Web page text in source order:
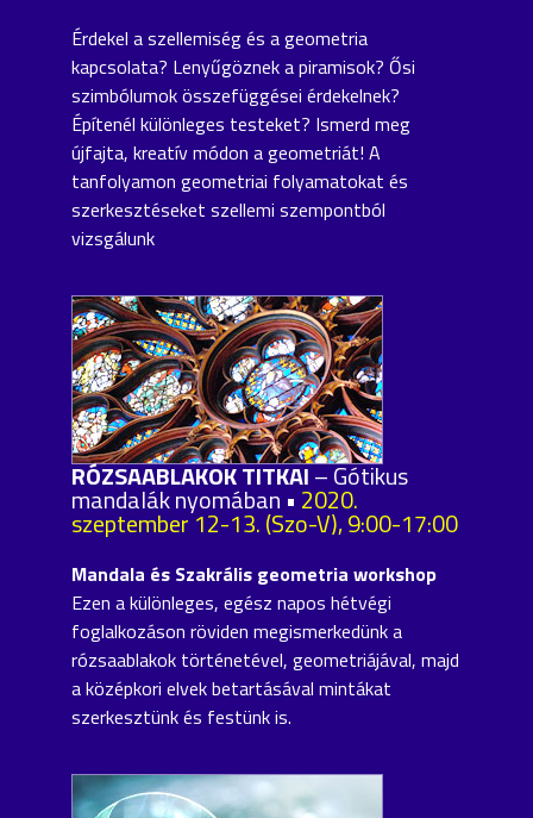
Érdekel a szellemiség és a geometria
kapcsolata? Lenyűgöznek a piramisok? Ősi
szimbólumok összefüggései érdekelnek?
Építenél különleges testeket? Ismerd meg
újfajta, kreatív módon a geometriát! A
tanfolyamon geometriai folyamatokat és
szerkesztéseket szellemi szempontból
vizsgálunk
RÓZSAABLAKOK TITKAI– Gótikus
mandalák nyomában • 2020.
szeptember 12-13. (Szo-V), 9:00-17:00
Mandala és Szakrális geometria workshop
Ezen a különleges, egész napos hétvégi
foglalkozáson röviden megismerkedünk a
rózsaablakok történetével, geometriájával, majd
a középkori elvek betartásával mintákat
szerkesztünk és festünk is.